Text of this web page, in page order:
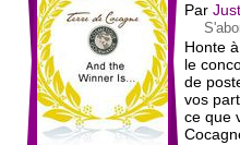
Par
Honte
le
de
vos
ce que